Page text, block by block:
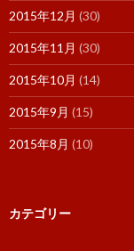
2015年12月 (30)
2015年11月 (30)
2015年10月 (14)
2015年9月 (15)
2015年8月 (10)
カテゴリー